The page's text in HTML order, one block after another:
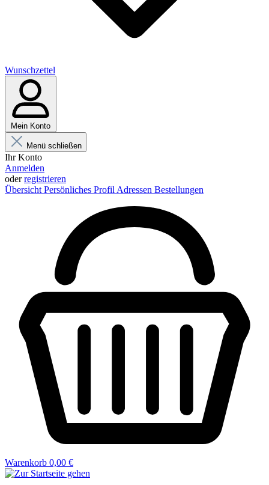
Wunschzettel
Mein Konto
Menü schließen
Ihr Konto
Anmelden
oderregistrieren
Übersicht Persönliches Profil Adressen Bestellungen
Warenkorb 0,00 €